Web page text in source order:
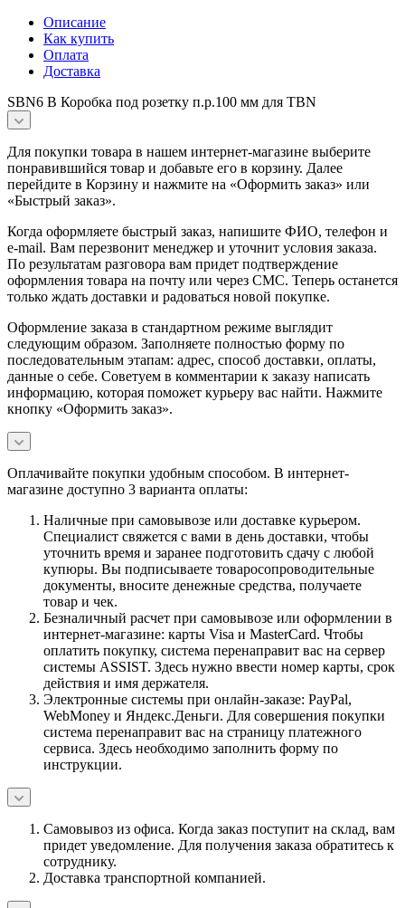
Описание
Как купить
Оплата
Доставка
SBN6 B Коробка под розетку п.р.100 мм для TBN
Для покупки товара в нашем интернет-магазине выберите
понравившийся товар и добавьте его в корзину. Далее
перейдите в Корзину и нажмите на «Оформить заказ» или
«Быстрый заказ».
Когда оформляете быстрый заказ, напишите ФИО, телефон и
e-mail. Вам перезвонит менеджер и уточнит условия заказа.
По результатам разговора вам придет подтверждение
оформления товара на почту или через СМС. Теперь останется
только ждать доставки и радоваться новой покупке.
Оформление заказа в стандартном режиме выглядит
следующим образом. Заполняете полностью форму по
последовательным этапам: адрес, способ доставки, оплаты,
данные о себе. Советуем в комментарии к заказу написать
информацию, которая поможет курьеру вас найти. Нажмите
кнопку «Оформить заказ».
Оплачивайте покупки удобным способом. В интернет-
магазине доступно 3 варианта оплаты:
Наличные при самовывозе или доставке курьером.
Специалист свяжется с вами в день доставки, чтобы
уточнить время и заранее подготовить сдачу с любой
купюры. Вы подписываете товаросопроводительные
документы, вносите денежные средства, получаете
товар и чек.
Безналичный расчет при самовывозе или оформлении в
интернет-магазине: карты Visa и MasterCard. Чтобы
оплатить покупку, система перенаправит вас на сервер
системы ASSIST. Здесь нужно ввести номер карты, срок
действия и имя держателя.
Электронные системы при онлайн-заказе: PayPal,
WebMoney и Яндекс.Деньги. Для совершения покупки
система перенаправит вас на страницу платежного
сервиса. Здесь необходимо заполнить форму по
инструкции.
Самовывоз из офиса. Когда заказ поступит на склад, вам
придет уведомление. Для получения заказа обратитесь к
сотруднику.
Доставка транспортной компанией.